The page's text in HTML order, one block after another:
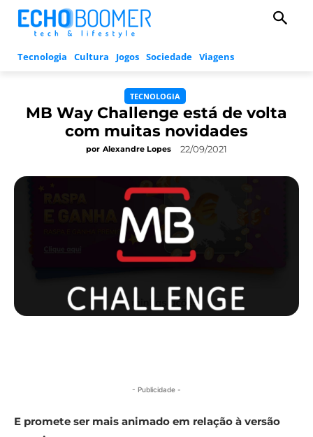
Tecnologia Cultura Jogos Sociedade Viagens
TECNOLOGIA
MB Way Challenge está de volta
com muitas novidades
por Alexandre Lopes 22/09/2021
- Publicidade -
E promete ser mais animado em relação à versão